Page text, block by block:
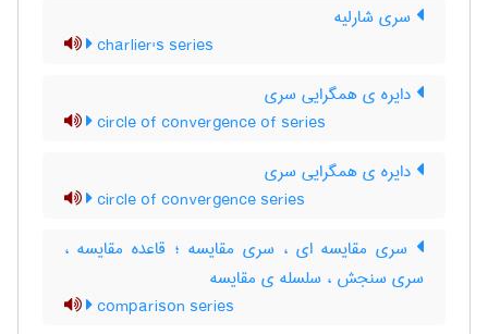
سری شارلیه
charlier's series
دایره ی همگرایی سری
circle of convergence of series
دایره ی همگرایی سری
circle of convergence series
سری مقایسه ای ، سری مقایسه ؛ قاعده مقایسه ،
سری سنجش ، سلسله ی مقایسه
comparison series